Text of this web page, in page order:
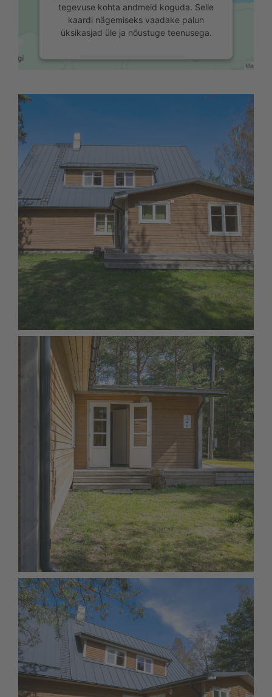
tegevuse kohta andmeid koguda. Selle
kaardi nägemiseks vaadake palun
üksikasjad üle ja nõustuge teenusega.